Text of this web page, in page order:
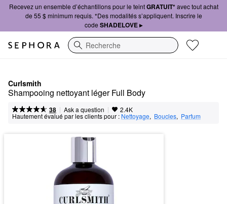
Recevez un ensemble d’échantillons pour le teintGRATUIT*avec tout achat
de 55 $ minimum requis. *Des modalités s’appliquent. Inscrire le
code SHADELOVE ▸
Recherche
Curlsmith
Shampooing nettoyant léger Full Body
38 | Ask a question | 2.4K
Hautement évalué par les clients pour : Nettoyage, Boucles, Parfum